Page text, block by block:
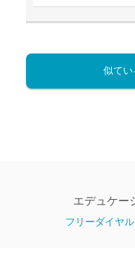
似て
エデュケー
フリーダイヤル